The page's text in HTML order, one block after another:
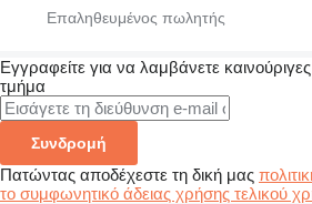
Εγγραφείτε για να λαμβάνετε
τμήμα
Συνδρομή
Πατώντας αποδέχεστε τη δική μας
το συμφωνητικό άδειας χρήσης τελικού